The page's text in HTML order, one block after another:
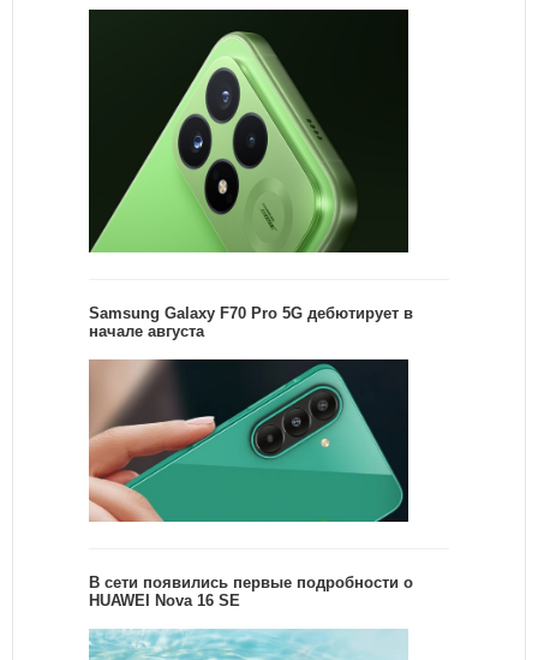
Samsung Galaxy F70 Pro 5G дебютирует в
начале августа
В сети появились первые подробности о
HUAWEI Nova 16 SE